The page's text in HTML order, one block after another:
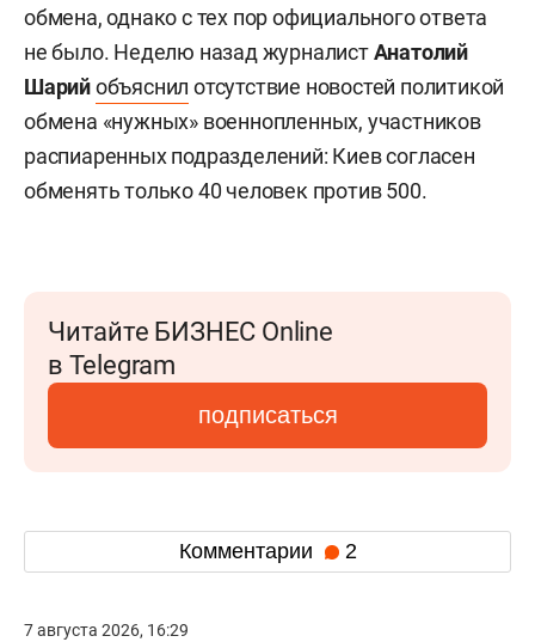
обмена, однако с тех пор официального ответа
не было. Неделю назад журналистАнатолий
Шарийобъяснил отсутствие новостей политикой
обмена «нужных» военнопленных, участников
распиаренных подразделений: Киев согласен
обменять только 40 человек против 500.
Читайте БИЗНЕС Online
в Telegram
подписаться
Комментарии 2
7 августа 2026, 16:29